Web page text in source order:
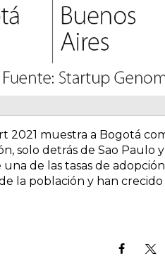
muestra a Bogotá
solo detrás de Sao Paulo
de las tasas de
la población y han crecido